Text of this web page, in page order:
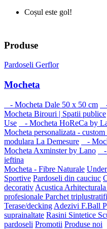
Coșul este gol!
Produse
Pardoseli Gerflor
Mocheta
- Mocheta Dale 50 x 50 cm
Mocheta Birouri | Spatii publice
Use
- Mocheta HoReCa by
Mocheta personalizata - custom
modulara La Demesure
-
Mocheta Axminster by Lano
-
ieftina
Mocheta - Fibre Naturale
Sportive Pardoseli din cauciuc
decorativ Acustica
profesionale Parchet
Terase/decking Adezivi F.Ball
suprainaltate Rasini Sintetice
pardoseli Promotii Produse noi